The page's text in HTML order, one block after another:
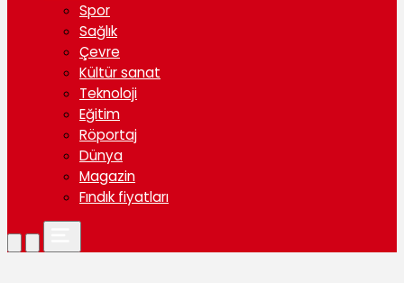
Spor
Sağlık
Çevre
Kültür sanat
Teknoloji
Eğitim
Röportaj
Dünya
Magazin
Fındık fiyatları